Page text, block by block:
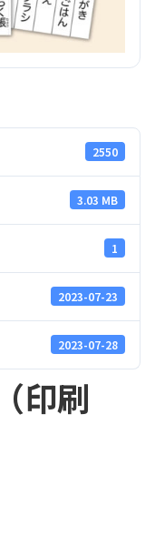
2550
3.03 MB
1
2023-07-23
2023-07-28
印刷